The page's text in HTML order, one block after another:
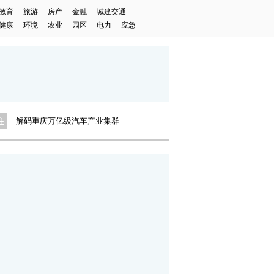
育 旅游 房产 金融
城建交通
康
环境 农业 园区 电力 应急
解码重庆万亿级汽车产业集群